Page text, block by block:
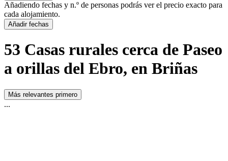
Añadiendo fechas y n.º de personas podrás ver el precio exacto para
cada alojamiento.
Añadir fechas
53 Casas rurales cerca de Paseo
a orillas del Ebro, en Briñas
Más relevantes primero
...